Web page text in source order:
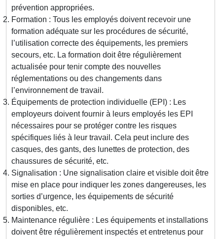
prévention appropriées.
Formation : Tous les employés doivent recevoir une
formation adéquate sur les procédures de sécurité,
l’utilisation correcte des équipements, les premiers
secours, etc. La formation doit être régulièrement
actualisée pour tenir compte des nouvelles
réglementations ou des changements dans
l’environnement de travail.
Équipements de protection individuelle (EPI) : Les
employeurs doivent fournir à leurs employés les EPI
nécessaires pour se protéger contre les risques
spécifiques liés à leur travail. Cela peut inclure des
casques, des gants, des lunettes de protection, des
chaussures de sécurité, etc.
Signalisation : Une signalisation claire et visible doit être
mise en place pour indiquer les zones dangereuses, les
sorties d’urgence, les équipements de sécurité
disponibles, etc.
Maintenance régulière : Les équipements et installations
doivent être régulièrement inspectés et entretenus pour